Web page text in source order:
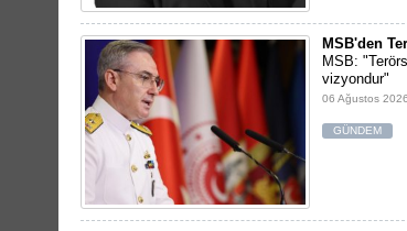
MSB'den
MSB:
vizyondur"
06 Ağustos
GÜNDEM